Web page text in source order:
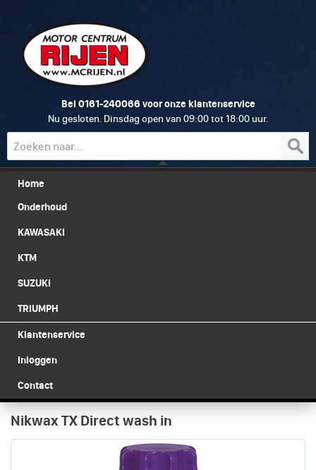
Bel 0161-240066 voor onze klantenservice
Nu gesloten. Dinsdag open van 09:00 tot 18:00 uur.
Home
Onderhoud
KAWASAKI
KTM
SUZUKI
TRIUMPH
Klantenservice
Inloggen
Contact
Nikwax TX Direct wash in